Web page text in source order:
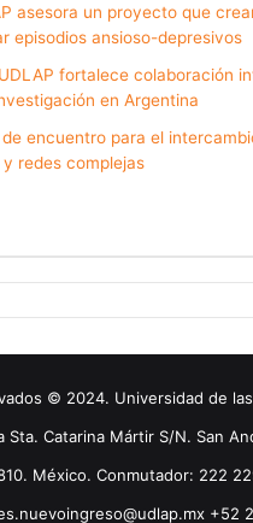
asesora un proyecto que
episodios ansioso-depresivos
fortalece colaboración
en Argentina
de encuentro para el
redes complejas
© 2024. Universidad de
Sta. Catarina Mártir S/N. San
México. Conmutador: 222
+52